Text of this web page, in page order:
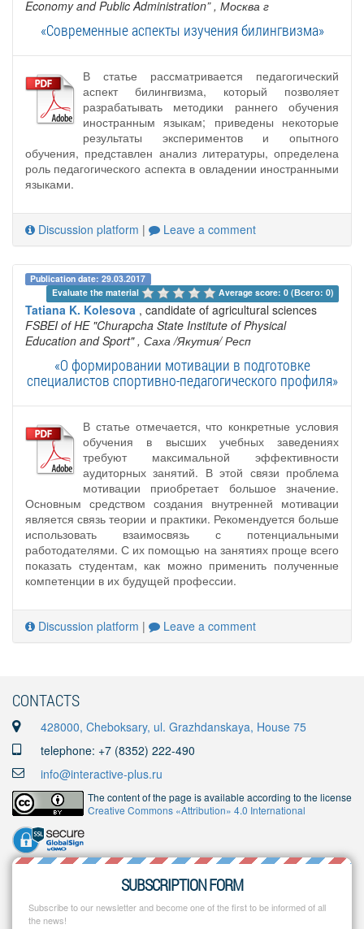
Economy and Public Administration” , Москва г
«Современные аспекты изучения билингвизма»
В статье рассматривается педагогический
аспект билингвизма, который позволяет
разрабатывать методики раннего обучения
иностранным языкам; приведены некоторые
результаты экспериментов и опытного
обучения, представлен анализ литературы, определена
роль педагогического аспекта в овладении иностранными
языками.
Discussion platform | Leave a comment
Publication date: 29.03.2017
Evaluate the material
Average score: 0 (Всего: 0)
Tatiana K. Kolesova , candidate of agricultural sciences
FSBEI of HE "Churapcha State Institute of Physical
Education and Sport" , Саха /Якутия/ Респ
«О формировании мотивации в подготовке
специалистов спортивно-педагогического профиля»
В статье отмечается, что конкретные условия
обучения в высших учебных заведениях
требуют максимальной эффективности
аудиторных занятий. В этой связи проблема
мотивации приобретает большое значение.
Основным средством создания внутренней мотивации
является связь теории и практики. Рекомендуется больше
использовать взаимосвязь с потенциальными
работодателями. С их помощью на занятиях проще всего
показать студентам, как можно применить полученные
компетенции в их будущей профессии.
Discussion platform | Leave a comment
CONTACTS
428000, Cheboksary, ul. Grazhdanskaya, House 75
telephone: +7 (8352) 222-490
info@interactive-plus.ru
The content of the page is available according to the license
Creative Commons «Attribution» 4.0 International
SUBSCRIPTION FORM
Subscribe to our newsletter and become one of the first to be informed of all
the news!